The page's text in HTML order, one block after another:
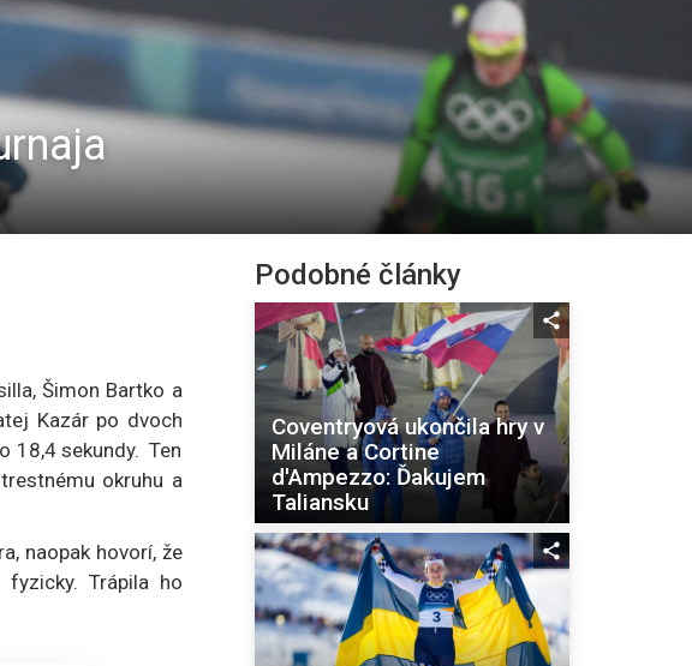
Šimon Bartko a
Kazár po dvoch
18,4 sekundy. Ten
okruhu a
naopak hovorí, že
Trápila ho
Podobné články
Coventryová ukončila hry v
Miláne a Cortine
d'Ampezzo: Ďakujem
Taliansku